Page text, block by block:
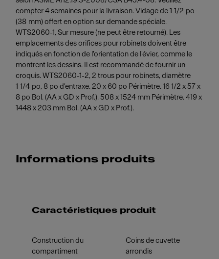
compter 4 semaines pour la livraison. Vidage de 1 1/2 po
(38 mm) offert en option sur demande spéciale.
WTS2060-1, Sur mesure (ne peut être retourné). Les
emplacements des orifices pour robinets doivent être
indiqués en fonction de l'orientation de l'évier, comme le
montrent les dessins. Il est recommandé de fournir un
croquis. WTS2060-1-2, 2 trous pour robinets, diamètre
1 1/4 po, 8 po d'entraxe. 20 x 60 po Périmètre. 16 1/2 x 57 x
8 po Bol. (AA x GD x Prof.). 508 x 1524 mm Périmètre. 419 x
1448 x 203 mm Bol. (AA x GD x Prof.).
Informations produits
Caractéristiques produit
Construction du
compartiment
Coins de cuvette
arrondis